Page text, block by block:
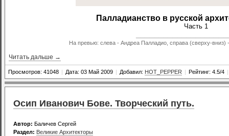
Палладианство в русской
Часть 1
На превью: слева - Андреа Палладио, справа (сверху-вниз)
Читать дальше →
Просмотров: 41048 | Дата: 03 Май 2009 | Добавил: HOT_PEPPER | Рейтинг: 4.5/4 |
Осип Иванович Бове. Творческий путь.
Автор: Баличев Сергей
Раздел: Великие Архитекторы